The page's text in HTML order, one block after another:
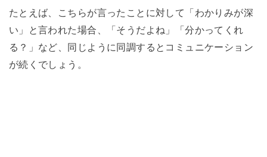
たとえば、こちらが言ったことに対して「わかりみが深
い」と言われた場合、「そうだよね」「分かってくれ
る？」など、同じように同調するとコミュニケーション
が続くでしょう。